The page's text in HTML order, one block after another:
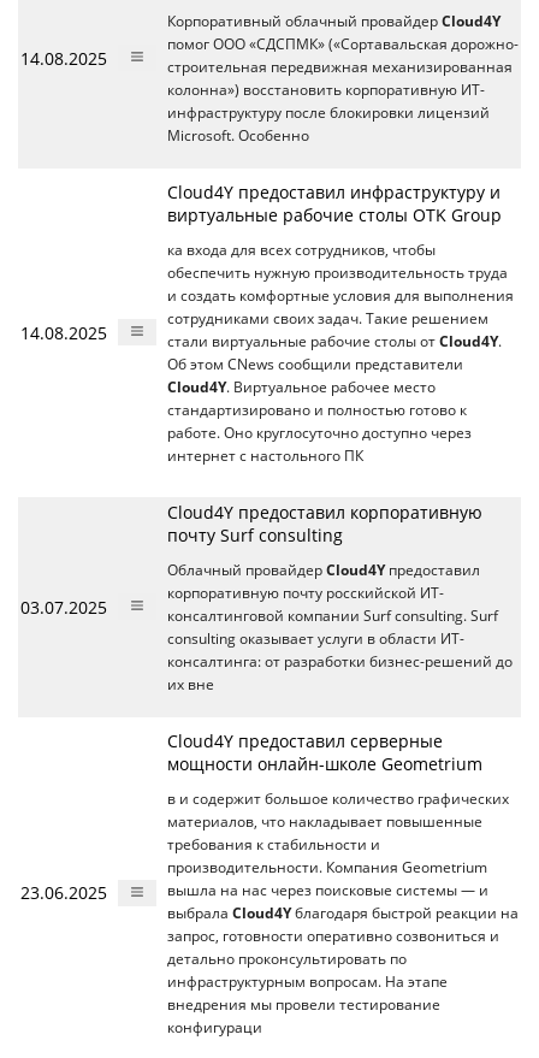
14.08.2025
Корпоративный облачный провайдер Cloud4Y
помог ООО «СДСПМК» («Сортавальская дорожно-
строительная передвижная механизированная
колонна») восстановить корпоративную ИТ-
инфраструктуру после блокировки лицензий
Microsoft. Особенно
14.08.2025
Cloud4Y предоставил инфраструктуру и
виртуальные рабочие столы OTK Group
ка входа для всех сотрудников, чтобы
обеспечить нужную производительность труда
и создать комфортные условия для выполнения
сотрудниками своих задач. Такие решением
стали виртуальные рабочие столы от Cloud4Y.
Об этом CNews сообщили представители
Cloud4Y. Виртуальное рабочее место
стандартизировано и полностью готово к
работе. Оно круглосуточно доступно через
интернет с настольного ПК
03.07.2025
Cloud4Y предоставил корпоративную
почту Surf consulting
Облачный провайдер Cloud4Yпредоставил
корпоративную почту росскийской ИТ-
консалтинговой компании Surf consulting. Surf
consulting оказывает услуги в области ИТ-
консалтинга: от разработки бизнес-решений до
их вне
23.06.2025
Cloud4Y предоставил серверные
мощности онлайн-школе Geometrium
в и содержит большое количество графических
материалов, что накладывает повышенные
требования к стабильности и
производительности. Компания Geometrium
вышла на нас через поисковые системы — и
выбрала Cloud4Yблагодаря быстрой реакции на
запрос, готовности оперативно созвониться и
детально проконсультировать по
инфраструктурным вопросам. На этапе
внедрения мы провели тестирование
конфигураци